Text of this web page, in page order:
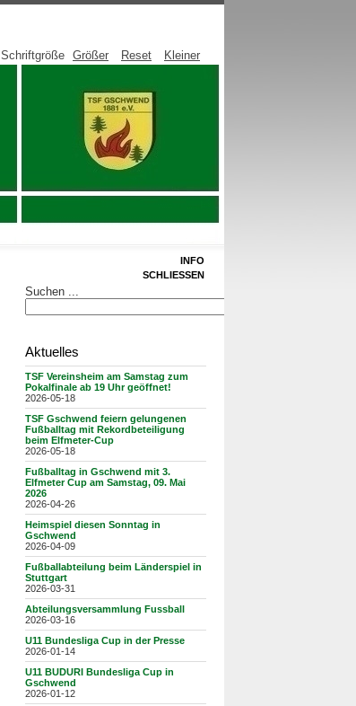
Schriftgröße Größer Reset Kleiner
INFO
SCHLIESSEN
Suchen ...
Aktuelles
TSF Vereinsheim am Samstag zum
Pokalfinale ab 19 Uhr geöffnet!
2026-05-18
TSF Gschwend feiern gelungenen
Fußballtag mit Rekordbeteiligung
beim Elfmeter-Cup
2026-05-18
Fußballtag in Gschwend mit 3.
Elfmeter Cup am Samstag, 09. Mai
2026
2026-04-26
Heimspiel diesen Sonntag in
Gschwend
2026-04-09
Fußballabteilung beim Länderspiel in
Stuttgart
2026-03-31
Abteilungsversammlung Fussball
2026-03-16
U11 Bundesliga Cup in der Presse
2026-01-14
U11 BUDURI Bundesliga Cup in
Gschwend
2026-01-12